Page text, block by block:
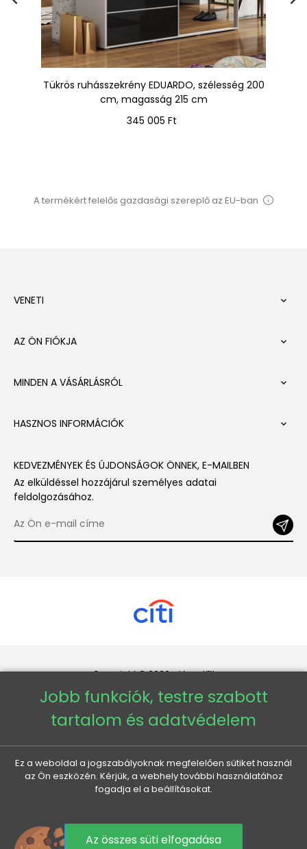
Tükrös ruhásszekrény EDUARDO, szélesség 200
cm, magasság 215 cm
Ár
345 005 Ft
A termékért felelős gazdasági szereplő az EU-ban
VENETI 
AZ ÖN FIÓKJA 
MINDEN A VÁSÁRLÁSRÓL 
HASZNOS INFORMÁCIÓK 
KEDVEZMÉNYEK ÉS ÚJDONSÁGOK ÖNNEK, E-MAILBEN
Az elküldéssel hozzájárul személyes adatai
feldolgozásához.
Copyright © 2026 - Veneti™
Veneti HU
Veneti CZ
Veneti DE
Jobb funkciók, testre szabott
tartalom és adatvédelem
Ez a weboldal a jogszabályoknak megfelelően sütiket használ
az Ön eszközén. Kérjük, a webhely további használatához
fogadja el a beállításokat.
Az összes süti elfogadása